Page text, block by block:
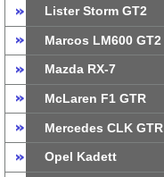
Lister Storm GT2
Marcos LM600 GT2
Mazda RX-7
McLaren F1 GTR
Mercedes CLK GTR
Opel Kadett